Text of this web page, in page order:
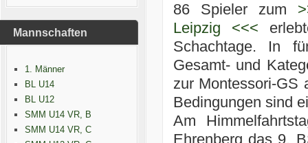
Mannschaften
1. Männer
BL U14
BL U12
SMM U14 VR, B
SMM U14 VR, C
86 Spieler zum
Leipzig <<<
Schachtage. In
Gesamt- und
zur Montessori-GS
Bedingungen sind
Am
Ehrenberg das 9.